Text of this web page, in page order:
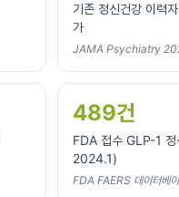
기존 정신건강 이력
가
JAMA Psychiatry
489건
FDA 접수 GLP-1
2024.1)
FDA FAERS 데이터베